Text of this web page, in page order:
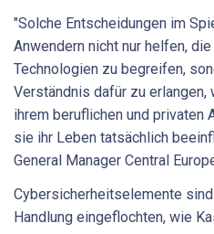
"Solche Entscheidungen im
Anwendern nicht nur helfen,
Technologien zu begreifen,
Verständnis dafür zu
ihrem beruflichen und privaten
sie ihr Leben tatsächlich
General Manager Central
Cybersicherheitselemente
Handlung eingeflochten, wie